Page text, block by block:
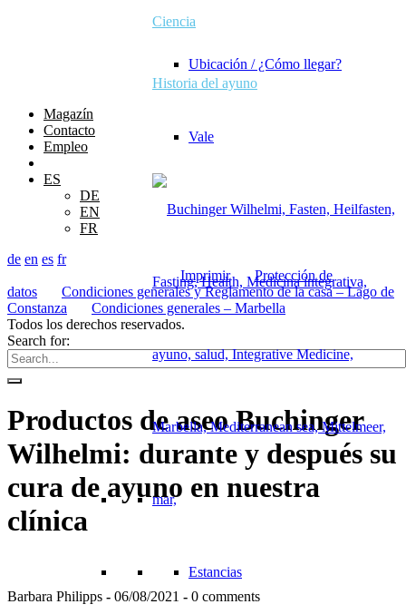
Ubicación / ¿Cómo llegar?
Vale
Estancias
Ciencia
Historia del ayuno
Magazín
Contacto
Empleo
ES
DE
EN
FR
de en es fr
© 2026 Buchinger WilhelmiImprimir| Protección de
datos
Condiciones generales y Reglamento de la casa – Lago de
Constanza
Condiciones generales – Marbella
Todos los derechos reservados.
Search for:
Productos de aseo Buchinger
Wilhelmi: durante y después su
cura de ayuno en nuestra
clínica
Barbara Philipps - 06/08/2021 - 0 comments